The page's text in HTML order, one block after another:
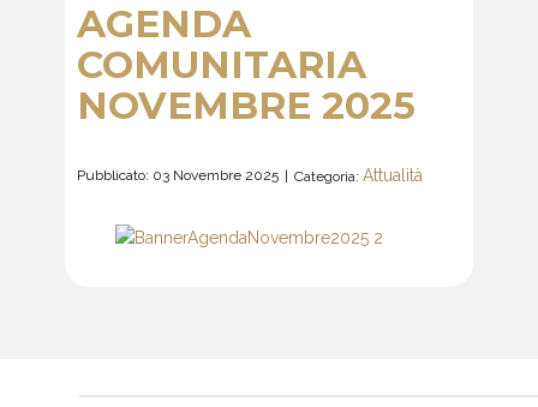
AGENDA
COMUNITARIA
NOVEMBRE 2025
Pubblicato: 03 Novembre 2025 Categoria: Attualità